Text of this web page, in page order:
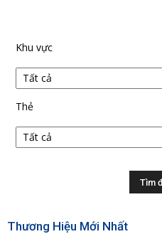
Khu vực
Thẻ
Thương Hiệu Mới Nhất